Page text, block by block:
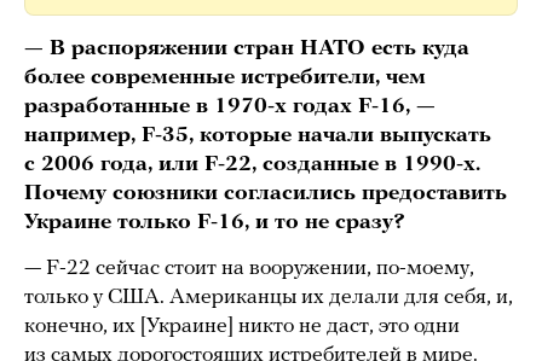
— В распоряжении стран НАТО есть куда
более современные истребители, чем
разработанные в 1970-х годах F-16, —
например, F-35, которые начали выпускать
с 2006 года, или F-22, созданные в 1990-х.
Почему союзники согласились предоставить
Украине только F-16, и то не сразу?
— F-22 сейчас стоит на вооружении, по-моему,
только у США. Американцы их делали для себя, и,
конечно, их [Украине] никто не даст, это одни
из самых дорогостоящих истребителей в мире.